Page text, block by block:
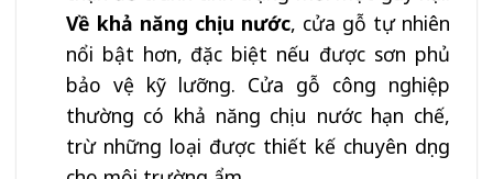
Về khả năng chịu nước, cửa gỗ tự nhiên
nổi bật hơn, đặc biệt nếu được sơn phủ
bảo vệ kỹ lưỡng. Cửa gỗ công nghiệp
thường có khả năng chịu nước hạn chế,
trừ những loại được thiết kế chuyên dụng